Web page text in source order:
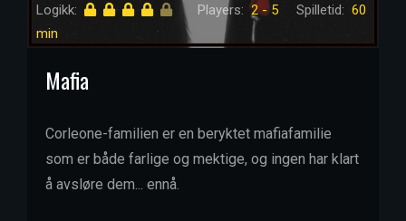
Logikk: Players:2 - 5 Spilletid: 60
min
Mafia
Corleone-familien er en beryktet mafiafamilie
som er både farlige og mektige, og ingen har klart
å avsløre dem... ennå.